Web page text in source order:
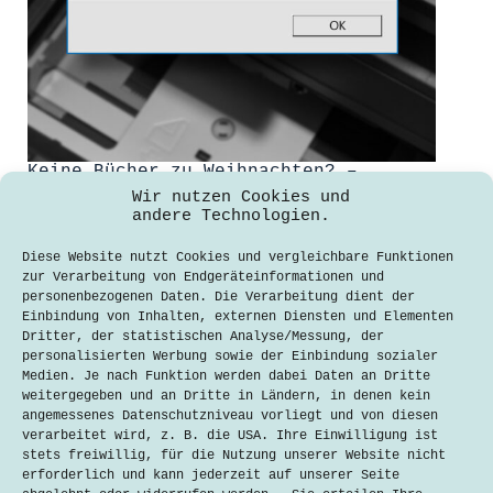
Wir nutzen Cookies und
andere Technologien.
Diese Website nutzt Cookies und vergleichbare Funktionen
zur Verarbeitung von Endgeräteinformationen und
personenbezogenen Daten. Die Verarbeitung dient der
Einbindung von Inhalten, externen Diensten und Elementen
Dritter, der statistischen Analyse/Messung, der
personalisierten Werbung sowie der Einbindung sozialer
Medien. Je nach Funktion werden dabei Daten an Dritte
weitergegeben und an Dritte in Ländern, in denen kein
angemessenes Datenschutzniveau vorliegt und von diesen
verarbeitet wird, z. B. die USA. Ihre Einwilligung ist
stets freiwillig, für die Nutzung unserer Website nicht
erforderlich und kann jederzeit auf unserer Seite
Keine Bücher zu Weihnachten? –
Papiermangel und Corona
9. Dezember 2021
„Die Papierhersteller können nicht
mal mehr fest bestelltes Papier
liefern“ verkündet der Cross-Cult-
Verlag in seinem offiziellen Forum.
Immer mehr Nachrichten von
Lieferverzögerungen tauchen auf.
Preiserhöhungen seien unvermeidbar
und Nachdrucke von Kassenschlagern
aktuell nicht möglich. Wie ist diese
Situation entstanden und…